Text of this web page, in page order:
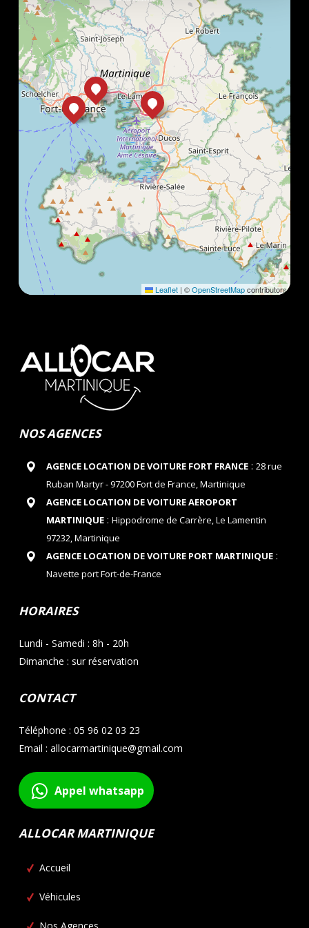
Leaflet | ©OpenStreetMapcontributors
NOS AGENCES
AGENCE LOCATION DE VOITURE FORT FRANCE: 28 rue
Ruban Martyr - 97200 Fort de France, Martinique
AGENCE LOCATION DE VOITURE AEROPORT
MARTINIQUE: Hippodrome de Carrère, Le Lamentin
97232, Martinique
AGENCE LOCATION DE VOITURE PORT MARTINIQUE:
Navette port Fort-de-France
HORAIRES
Lundi - Samedi : 8h - 20h
Dimanche : sur réservation
CONTACT
Téléphone : 05 96 02 03 23
Email : allocarmartinique@gmail.com
Appel whatsapp
ALLOCAR MARTINIQUE
Accueil
Véhicules